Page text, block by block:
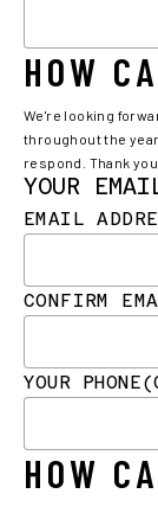
HOW
We're looking
throughout the
respond. Thank
YOUR
EMAIL
CONFIRM
YOUR PHONE
HOW